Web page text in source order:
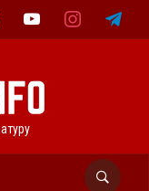
youtube instagramtelegram